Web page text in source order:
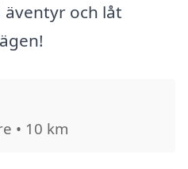
äventyr och låt
• 10 km